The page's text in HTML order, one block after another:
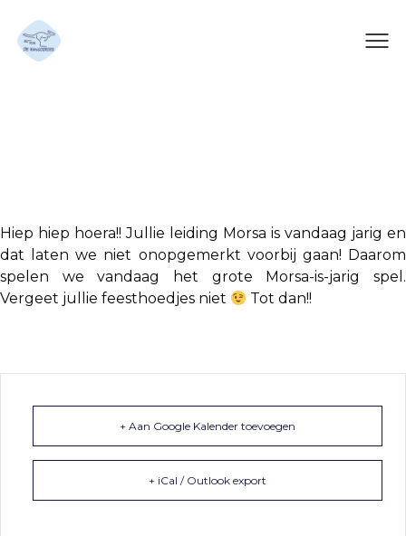
Hiep hiep hoera!! Jullie leiding Morsa is vandaag jarig en
dat laten we niet onopgemerkt voorbij gaan! Daarom
spelen we vandaag het grote Morsa-is-jarig spel.
Vergeet jullie feesthoedjes niet
Tot dan!!
+ Aan Google Kalender toevoegen
+ iCal / Outlook export